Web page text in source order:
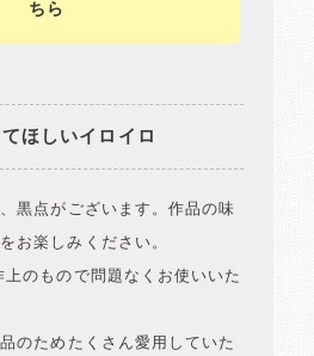
ちら
ほしいイロイロ
黒点がございます。作品の味
お楽しみください。
のもので問題なくお使いいた
のためたくさん愛用していた